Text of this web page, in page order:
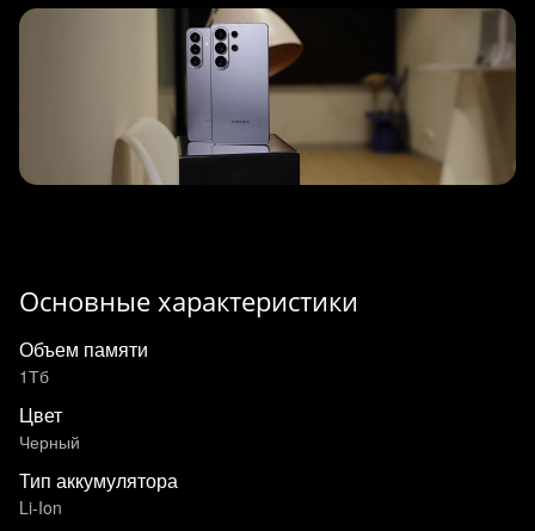
Основные характеристики
Объем памяти
1Тб
Цвет
Черный
Тип аккумулятора
Li-Ion